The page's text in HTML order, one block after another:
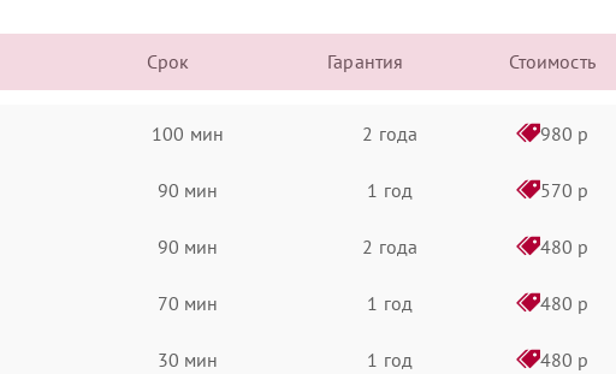
Срок Гарантия Стоимость
100 мин 2 года 980 р
90 мин 1 год 570 р
90 мин 2 года 480 р
70 мин 1 год 480 р
30 мин 1 год 480 р